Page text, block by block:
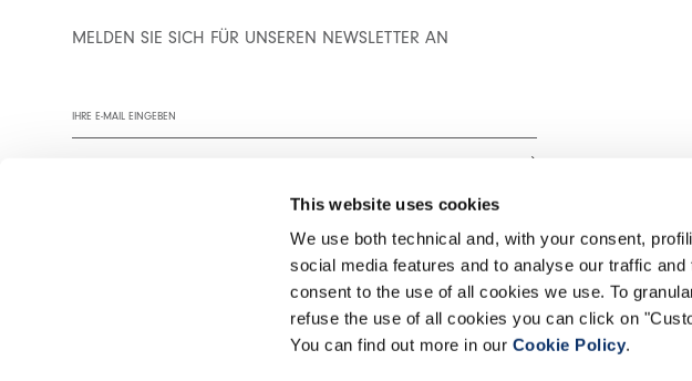
This website uses cookies
We use both technical and, with your consent,
social media features and to analyse our traffic
consent to the use of all cookies we use. To
refuse the use of all cookies you can click on
You can find out more in our Cookie Policy.
MELDEN SIE SICH FÜR UNSEREN NEWSLETTER AN
Wir empfehlen Ihnen, unsere Datenschutzrichtlinie vollständig zu lesen.